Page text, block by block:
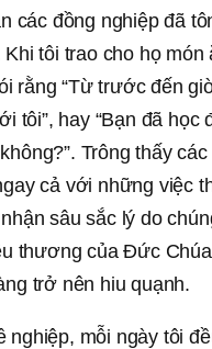
các đồng nghiệp đã
tôi trao cho họ món
rằng “Từ trước đến
tôi”, hay “Bạn đã học
Trông thấy
cả với những việc
sâu sắc lý do
thương của Đức
trở nên hiu quạnh.
nghiệp, mỗi ngày tôi